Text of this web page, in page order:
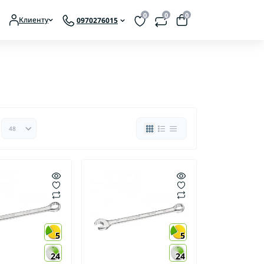
Аксессуары для мотокос
Аксессуары для мотопил
Клиенту 0970276015
0 0 0
5
24
5
24